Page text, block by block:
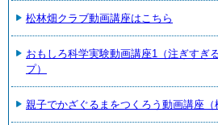
松林畑クラブ動画講座はこちら
おもしろ科学実験動画講座1（注ぎすぎ
プ）
親子でかざぐるまをつくろう動画講座（